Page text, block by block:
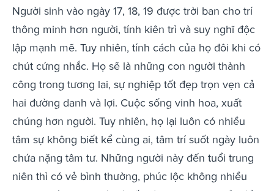
Người sinh vào ngày 17, 18, 19 được trời ban cho trí
thông minh hơn người, tính kiên trì và suy nghĩ độc
lập mạnh mẽ. Tuy nhiên, tính cách của họ đôi khi có
chút cứng nhắc. Họ sẽ là những con người thành
công trong tương lai, sự nghiệp tốt đẹp trọn vẹn cả
hai đường danh và lợi. Cuộc sống vinh hoa, xuất
chúng hơn người. Tuy nhiên, họ lại luôn có nhiều
tâm sự không biết kể cùng ai, tâm trí suốt ngày luôn
chứa nặng tâm tư. Những người này đến tuổi trung
niên thì có vẻ bình thường, phúc lộc không nhiều